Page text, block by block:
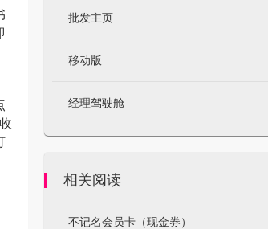
批发主页
移动版
经理驾驶舱
相关阅读
不记名会员卡（现金券）